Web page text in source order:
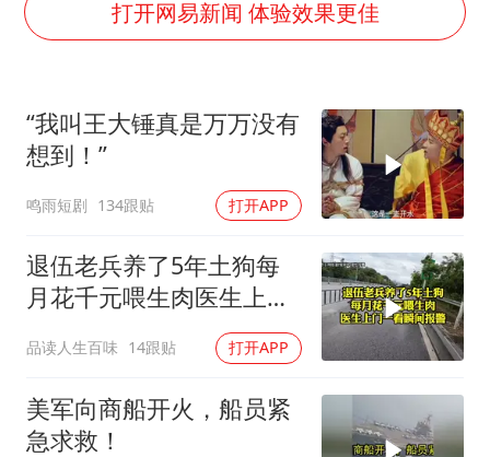
男子杀人后逃进深山21年活得像野人
立秋的仪式感
OpenAI为免费用户升级GPT-5.6 Luna
“中国蔬菜之乡”最高温达41.8℃
如何把百年大党建设得更加坚强有力？
打开网易新闻 体验效果更佳
“我叫王大锤真是万万没有
想到！”
鸣雨短剧 134跟贴 打开APP
退伍老兵养了5年土狗每
月花千元喂生肉医生上门
品读人生百味 14跟贴 打开APP
美军向商船开火，船员紧
急求救！